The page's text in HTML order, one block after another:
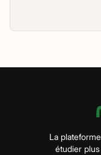
La
étudier